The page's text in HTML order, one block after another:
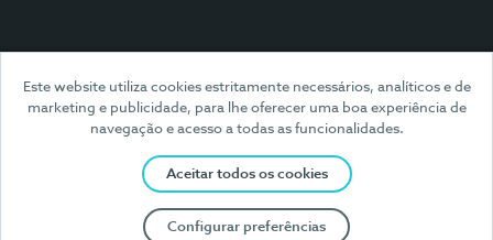
Este website utiliza cookies estritamente necessários, analíticos e de
marketing e publicidade, para lhe oferecer uma boa experiência de
navegação e acesso a todas as funcionalidades.
Aceitar todos os cookies
Configurar preferências